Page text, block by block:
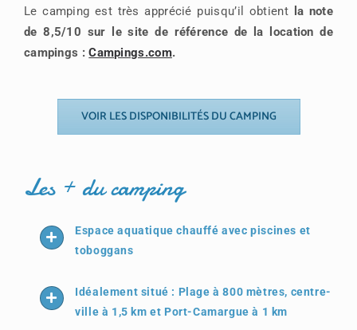
Le camping est très apprécié puisqu’il obtient
la note
de 8,5/10 sur le site de référence de la location de
campings :Campings.com.
VOIR LES DISPONIBILITÉS DU CAMPING
Les + du camping
Espace aquatique chauffé avec piscines et
toboggans
Idéalement situé : Plage à 800 mètres, centre-
ville à 1,5 km et Port-Camargue à 1 km